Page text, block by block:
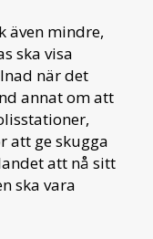
även mindre,
ska visa
när det
annat om att
att ge skugga
att nå sitt
ska vara